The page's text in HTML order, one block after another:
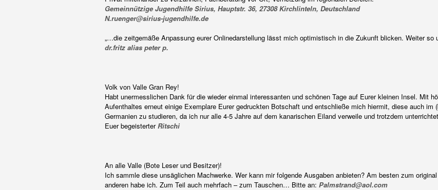
Gemeinnützige Jugendhilfe Sirius, Hauptstr. 36, 27308 Kirchlinteln, Deutschland
N.ruenger@sirius-jugendhilfe.de
„…die zeitgemäße Anpassung eurer Onlinedarstellung lässt mich optimistisch in die Zukunft blicken. Weiter
dr.fritz alias peter p.
Volk von Valle Gran Rey!
Habt unermesslichen Dank für die wieder einmal interessanten und schönen Tage auf Eurer kleinen Insel. Mit
Aufenthaltes erneut einige Exemplare Eurer gedruckten Botschaft und entschließe mich hiermit, diese auch im
Germanien zu studieren, da ich nur alle 4-5 Jahre auf dem kanarischen Eiland verweile und trotzdem
Euer begeisterterRitschi
An alle Valle (Bote Leser und Besitzer)!
Ich sammle diese unsäglichen Machwerke. Wer kann mir folgende Ausgaben anbieten? Am besten zum
anderen habe ich. Zum Teil auch mehrfach – zum Tauschen… Bitte an: Palmstrand@aol.com